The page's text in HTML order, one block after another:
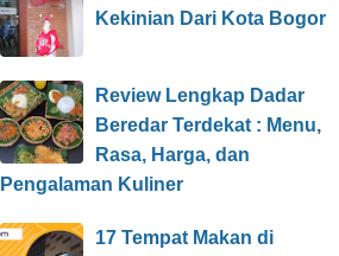
Kekinian Dari Kota Bogor
Review Lengkap Dadar
Beredar Terdekat : Menu,
Rasa, Harga, dan
Pengalaman Kuliner
17 Tempat Makan di